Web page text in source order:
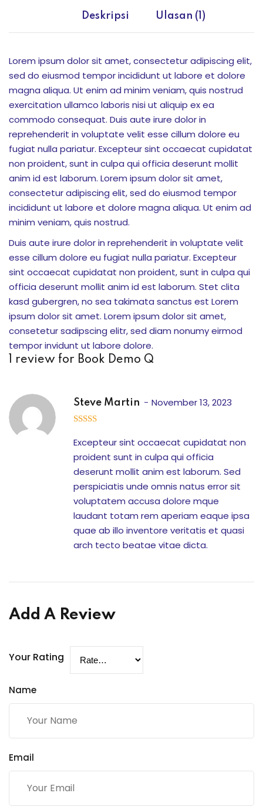
Bimbel yang Tepat
Universitas?
Terbang
Nobel
Membuat Anak
dan Efisien
dari Pergaulan
vs Reward
“Berapa Beratnya?”
Gadget
Deskripsi Ulasan (1)
Lorem ipsum dolor sit amet, consectetur adipiscing elit,
sed do eiusmod tempor incididunt ut labore et dolore
magna aliqua. Ut enim ad minim veniam, quis nostrud
exercitation ullamco laboris nisi ut aliquip ex ea
commodo consequat. Duis aute irure dolor in
reprehenderit in voluptate velit esse cillum dolore eu
fugiat nulla pariatur. Excepteur sint occaecat cupidatat
non proident, sunt in culpa qui officia deserunt mollit
anim id est laborum. Lorem ipsum dolor sit amet,
consectetur adipiscing elit, sed do eiusmod tempor
incididunt ut labore et dolore magna aliqua. Ut enim ad
minim veniam, quis nostrud.
Duis aute irure dolor in reprehenderit in voluptate velit
esse cillum dolore eu fugiat nulla pariatur. Excepteur
sint occaecat cupidatat non proident, sunt in culpa qui
officia deserunt mollit anim id est laborum. Stet clita
kasd gubergren, no sea takimata sanctus est Lorem
ipsum dolor sit amet. Lorem ipsum dolor sit amet,
consetetur sadipscing elitr, sed diam nonumy eirmod
tempor invidunt ut labore dolore.
1 review for Book Demo Q
Steve Martin November 13, 2023
of 5
Excepteur sint occaecat cupidatat non
proident sunt in culpa qui officia
deserunt mollit anim est laborum. Sed
perspiciatis unde omnis natus error sit
voluptatem accusa dolore mque
laudant totam rem aperiam eaque ipsa
quae ab illo inventore veritatis et quasi
arch tecto beatae vitae dicta.
Add A Review
Your Rating
Name
Email